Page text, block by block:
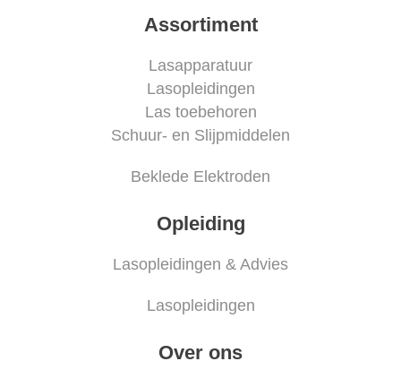
Assortiment
Lasapparatuur
Lasopleidingen
Las toebehoren
Schuur- en Slijpmiddelen
Beklede Elektroden
Opleiding
Lasopleidingen & Advies
Lasopleidingen
Over ons